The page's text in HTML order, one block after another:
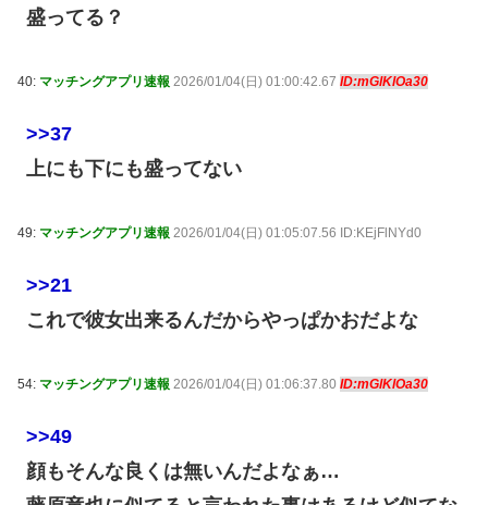
盛ってる？
40: マッチングアプリ速報 2026/01/04(日) 01:00:42.67 ID:mGlKlOa30
>>37
上にも下にも盛ってない
49: マッチングアプリ速報 2026/01/04(日) 01:05:07.56 ID:KEjFlNYd0
>>21
これで彼女出来るんだからやっぱかおだよな
54: マッチングアプリ速報 2026/01/04(日) 01:06:37.80 ID:mGlKlOa30
>>49
顔もそんな良くは無いんだよなぁ…